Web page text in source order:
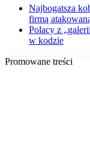
Najbogatsza
firmą
Polacy z
w kodzie
Promowane treści